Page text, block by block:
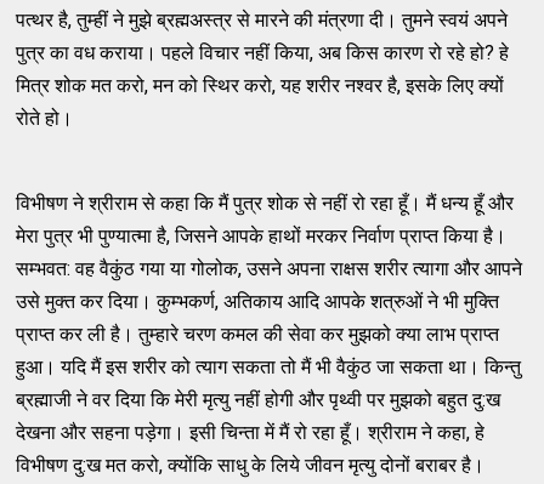
पत्थर है, तुम्हीं ने मुझे ब्रह्मअस्त्र से मारने की मंत्रणा दी। तुमने स्वयं अपने
पुत्र का वध कराया। पहले विचार नहीं किया, अब किस कारण रो रहे हो? हे
मित्र शोक मत करो, मन को स्थिर करो, यह शरीर नश्वर है, इसके लिए क्यों
रोते हो।
विभीषण ने श्रीराम से कहा कि मैं पुत्र शोक से नहीं रो रहा हूँ। मैं धन्य हूँ और
मेरा पुत्र भी पुण्यात्मा है, जिसने आपके हाथों मरकर निर्वाण प्राप्त किया है।
सम्भवत: वह वैकुंठ गया या गोलोक, उसने अपना राक्षस शरीर त्यागा और आपने
उसे मुक्त कर दिया। कुम्भकर्ण, अतिकाय आदि आपके शत्रुओं ने भी मुक्ति
प्राप्त कर ली है। तुम्हारे चरण कमल की सेवा कर मुझको क्या लाभ प्राप्त
हुआ। यदि मैं इस शरीर को त्याग सकता तो मैं भी वैकुंठ जा सकता था। किन्तु
ब्रह्माजी ने वर दिया कि मेरी मृत्यु नहीं होगी और पृथ्वी पर मुझको बहुत दु:ख
देखना और सहना पड़ेगा। इसी चिन्ता में मैं रो रहा हूँ। श्रीराम ने कहा, हे
विभीषण दु:ख मत करो, क्योंकि साधु के लिये जीवन मृत्यु दोनों बराबर है।